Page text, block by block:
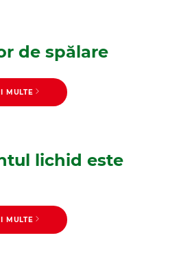
de spălare
MULTE
lichid este
MULTE